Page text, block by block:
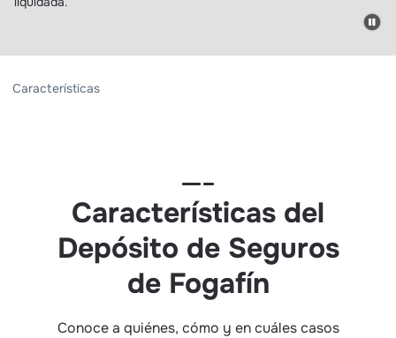
Características
Características del
Depósito de Seguros
de Fogafín
Conoce a quiénes, cómo y en cuáles casos